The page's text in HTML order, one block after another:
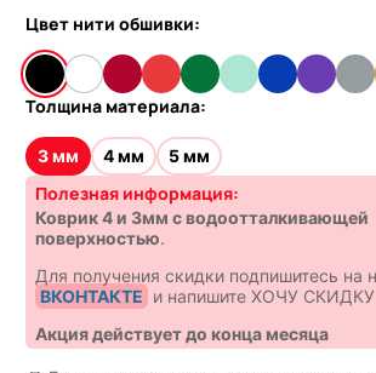
Цвет нити обшивки:
Толщина материала:
3 мм 4 мм 5 мм
Полезная информация:
Коврик 4 и 3мм с водоотталкивающей
поверхностью.
Для получения скидки подпишитесь на
ВКОНТАКТЕ и напишите ХОЧУ СКИДКУ
Акция действует до конца месяца